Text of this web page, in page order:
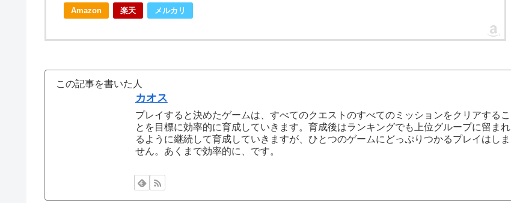
Amazon 楽天 メルカリ
この記事を書いた人
カオス
プレイすると決めたゲームは、すべてのクエストのすべてのミッションをクリアするこ
とを目標に効率的に育成していきます。育成後はランキングでも上位グループに留まれ
るように継続して育成していきますが、ひとつのゲームにどっぷりつかるプレイはしま
せん。あくまで効率的に、です。